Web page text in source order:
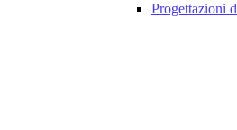
Progettazioni